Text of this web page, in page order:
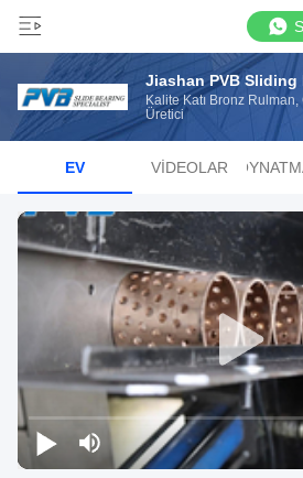
Jiashan PVB
Kalite Katı Bronz
Üretici
EV VIDEOLAR